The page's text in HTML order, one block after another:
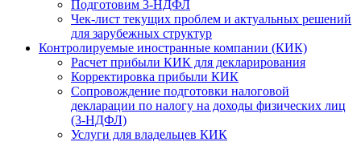
Подготовим 3-НДФЛ
Чек-лист текущих проблем и актуальных решений
для зарубежных структур
Контролируемые иностранные компании (КИК)
Расчет прибыли КИК для декларирования
Корректировка прибыли КИК
Сопровождение подготовки налоговой
декларации по налогу на доходы физических лиц
(3-НДФЛ)
Услуги для владельцев КИК